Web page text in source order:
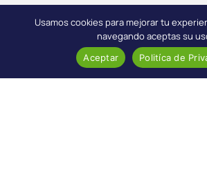
Usamos cookies para mejorar tu
navegando aceptas su
Aceptar Politíca de